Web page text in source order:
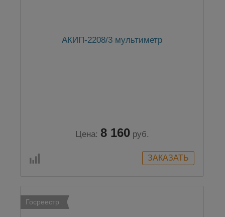
АКИП-2208/3 мультиметр
Цена: 8 160 руб.
Госреестр